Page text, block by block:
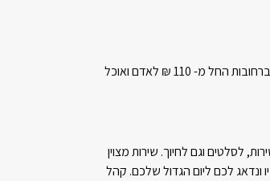
קייטרינג ברחובות – לפניכם רשימת תפריטים עשירים לקייטרינג ברחובות החל מ- 110 ₪ לאדם ואוכל
לסלטים וגם לחיוך. שירות מצוין
ונדאג לכם ליום הגדול שלכם. קהל